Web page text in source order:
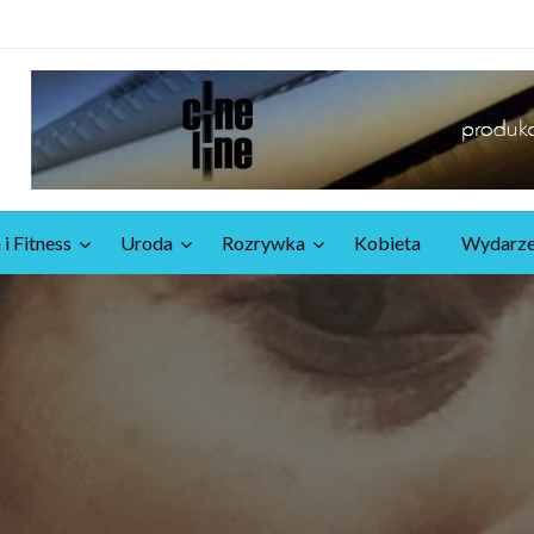
Fitness Uroda Rozrywka Kobieta